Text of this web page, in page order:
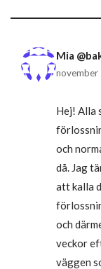
Mia
november
Hej! Alla
och
då. Jag
att kalla
och
veckor
väggen